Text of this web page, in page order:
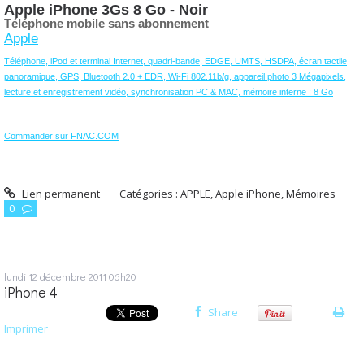
Apple iPhone 3Gs 8 Go - Noir
Téléphone mobile sans abonnement
Apple
Téléphone, iPod et terminal Internet, quadri-bande, EDGE, UMTS, HSDPA, écran tactile
panoramique, GPS, Bluetooth 2.0 + EDR, Wi-Fi 802.11b/g, appareil photo 3 Mégapixels,
lecture et enregistrement vidéo, synchronisation PC & MAC, mémoire interne : 8 Go
Commander sur FNAC.COM
Lien permanent Catégories :APPLE,Apple iPhone,Mémoires
0
lundi 12 décembre 2011 06h20
iPhone 4
Share
Imprimer